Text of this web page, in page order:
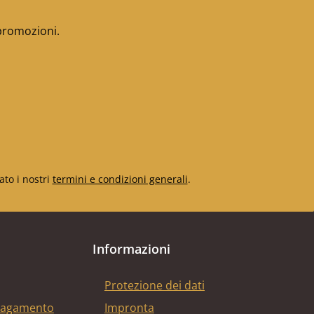
i nostri termini e condizioni generali.
Informazioni
Protezione dei dati
Impronta